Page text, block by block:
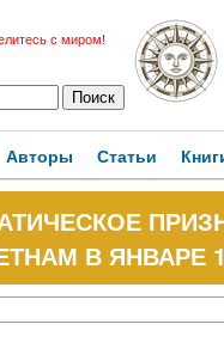
с миром!
Авторы Статьи
В ЯНВАРЕ